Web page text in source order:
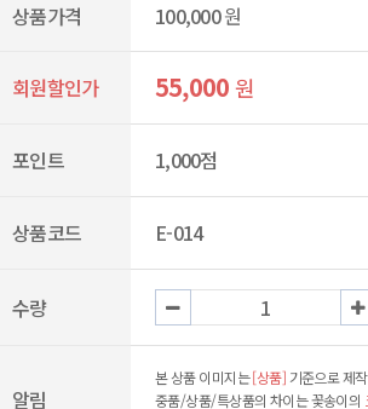
상품가격 100,000원
회원할인가 55,000원
포인트 1,000점
상품코드 E-014
수량
알림
본 상품 이미지는[상품] 기준으로 제
중품/상품/특상품의 차이는 꽃송이의